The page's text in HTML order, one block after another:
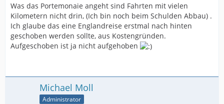
Was das Portemonaie angeht sind Fahrten mit vielen
Kilometern nicht drin, (Ich bin noch beim Schulden Abbau) .
Ich glaube das eine Englandreise erstmal nach hinten
geschoben werden sollte, aus Kostengründen.
Aufgeschoben ist ja nicht aufgehoben
Michael Moll
Administrator